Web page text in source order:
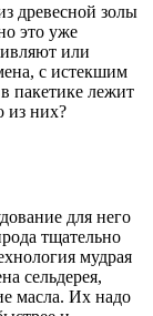
древесной золы
это уже
или
с истекшим
пакетике лежит
из них?
для него
тщательно
мудрая
сельдерея,
масла. Их надо